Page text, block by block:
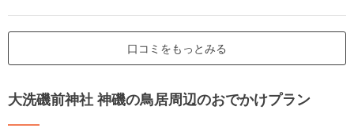
口コミをもっとみる
大洗磯前神社 神磯の鳥居周辺のおでかけプラン